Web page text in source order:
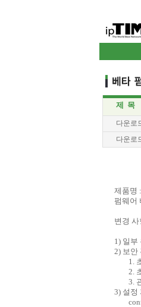
제 목
다운로
다운로
제품명
펌웨어
변경 사
1) 일부
2) 보안
1. 초
2. 초
3. 관
3) 설정